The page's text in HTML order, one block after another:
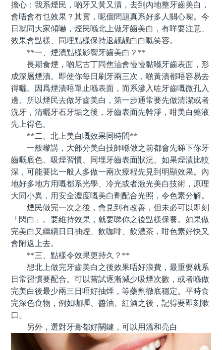
擔心：我系煙民，啲牙又黃又漬，去到內地整牙齒美白，
會唔會冇乜效果？其實，呢個問題真系好多人關心㗎。今
日就同大家傾嚇，煙民喺北上做牙齒美白，有咩要注意、
效果會點樣、同埋點樣保持返靓靓白白嘅笑容。
**一、煙漬點樣影響牙齒美白？**
長期食煙，啲尼古丁同焦油會慢慢黏喺牙齒表面，形
成深層煙漬。即使你每日刷牙兩三次，啲黃漬都唔容易去
得曬。因爲煙漬唔單止喺表面，而系滲入咗牙齒嘅微孔入
邊。所以煙民去做牙齒美白，第一步通常要先做清潔或者
洗牙，清曬牙石牙垢之後，牙齒表面先幹淨，咁美白藥液
先上得色。
**二、北上美白嘅效果同時間**
一般嚟講，大部分美白技師喺做之前都會先睇下你牙
齒嘅底色、吸煙習慣、同埋牙齒表面狀況。如果煙漬比較
深，可能要比一般人多做一兩次療程先見到明顯效果。內
地好多地方用嘅都系光學、冷光或者激光美白技術，原理
大同小異，用安全濃度嘅美白劑配合光照，令色素分解。
煙民做完一次之後，會見到有改善，但未必可以即刻
「閃白」。要維持效果，就要睇你之後點樣保養。如果做
完美白又繼續日日抽煙、飲咖啡、飲濃茶，咁色素好快又
會附返上去。
**三、點樣令效果更持久？**
想北上做完牙齒美白之後效果唔好浪費，最重要就系
日常習慣要配合。可以嘗試逐漸減少吸煙次數，或者喺做
完美白後最少兩三日唔好抽煙，等藥劑徹底穩定。平時食
完深色食物，例如咖喱、醬油、紅酒之後，記得要即刻漱
口。
另外，選對牙膏都好關鍵，可以用溫和亮白